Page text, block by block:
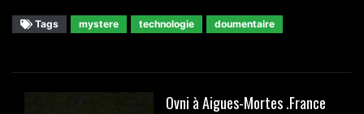
Tags mystere technologie doumentaire
Ovni à Aigues-Mortes .France